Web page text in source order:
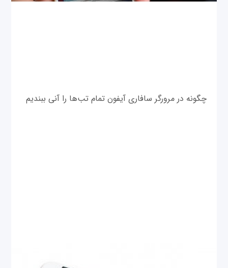
چگونه در مرورگر سافاری آیفون تمام تب‌ها را آنی ببندیم